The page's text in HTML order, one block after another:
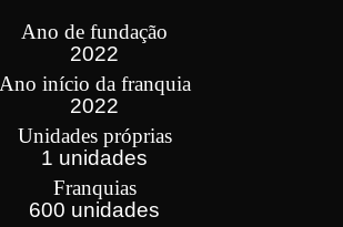
Ano de fundação
2022
Ano início da franquia
2022
Unidades próprias
1 unidades
Franquias
600 unidades